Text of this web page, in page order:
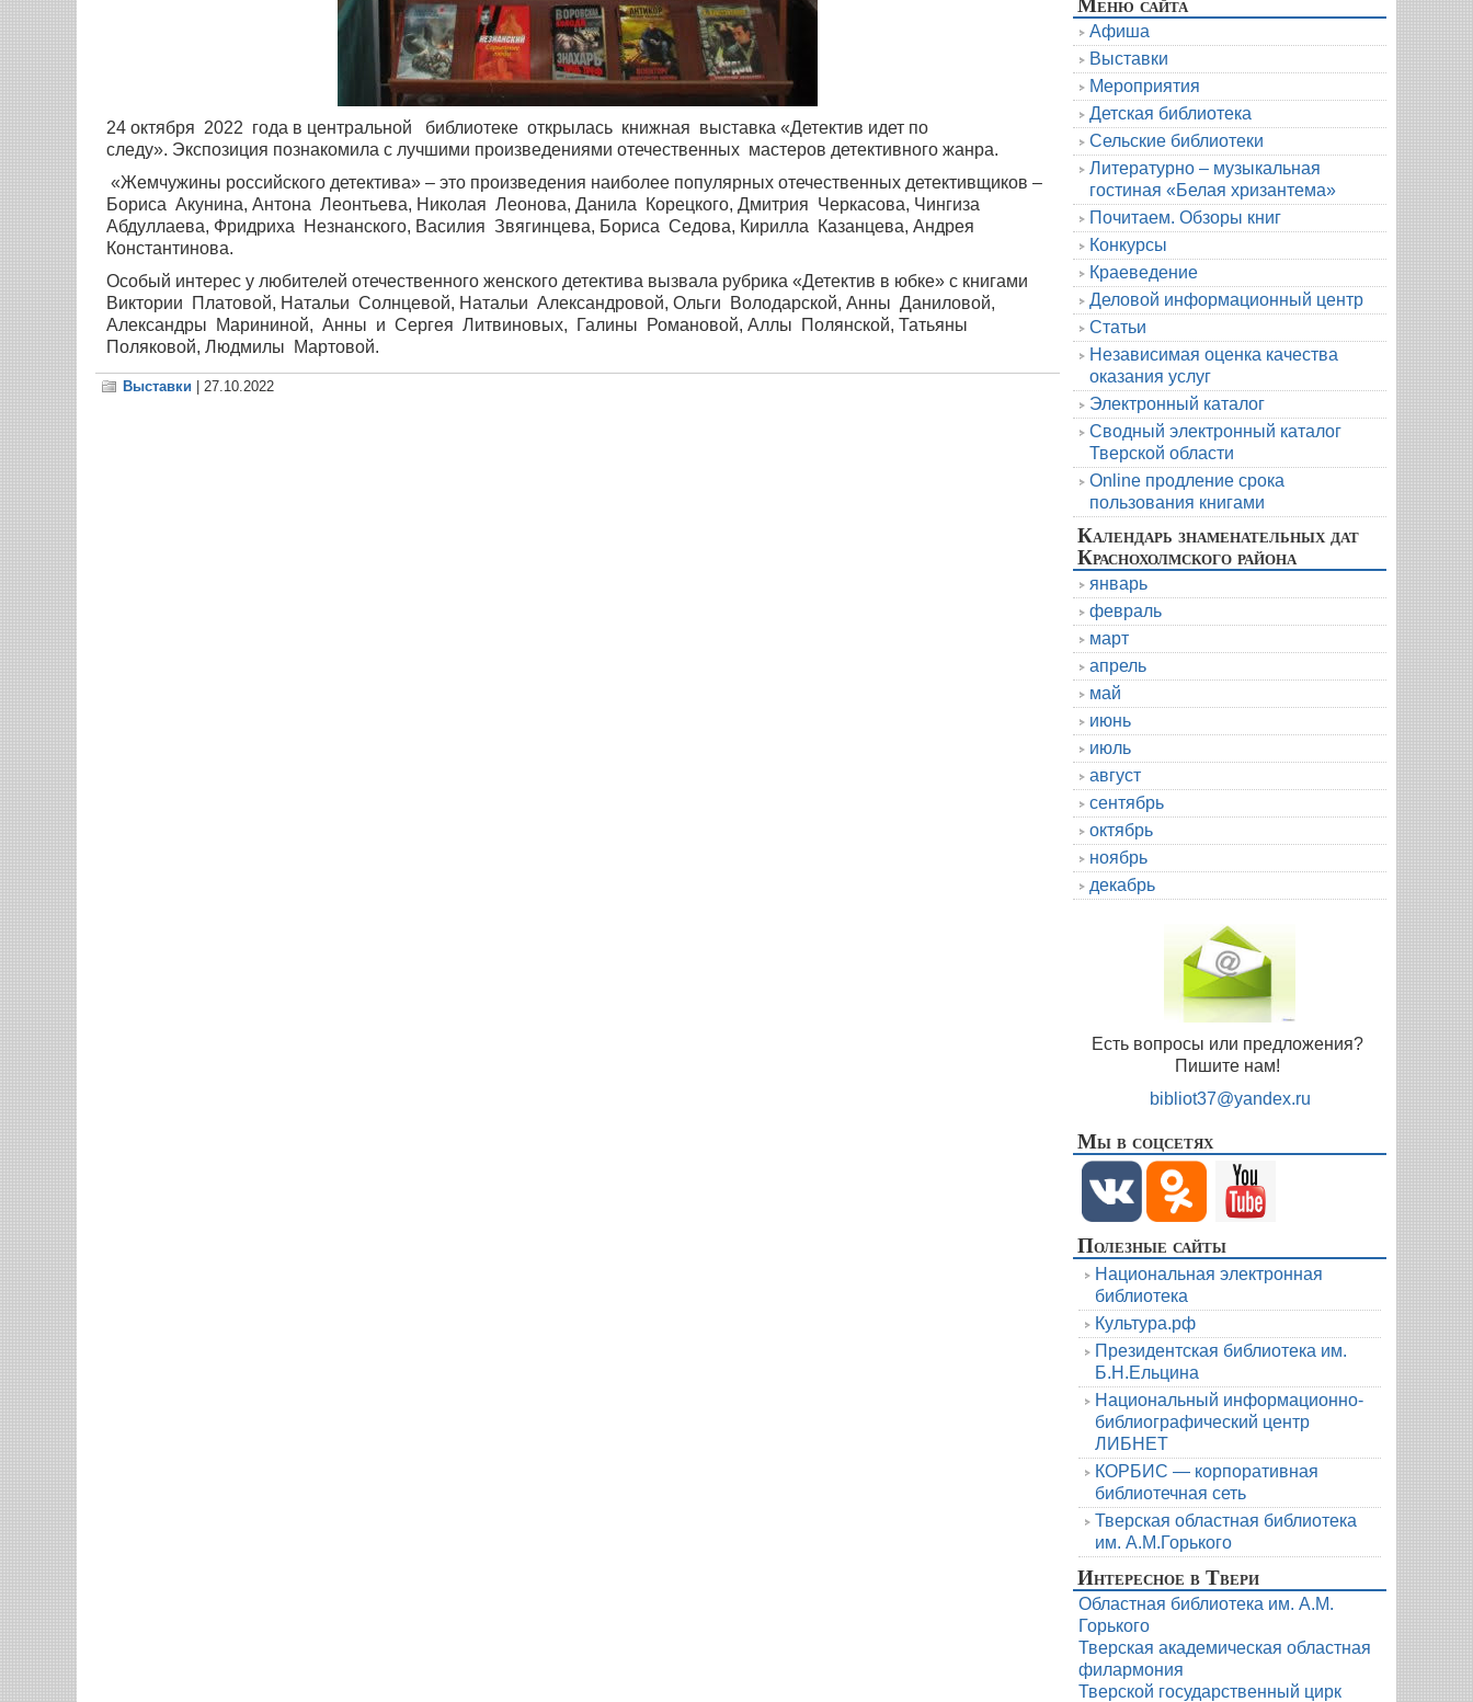
24 октября 2022 года в центральной библиотеке открылась книжная выставка «Детектив идет по
следу». Экспозиция познакомила с лучшими произведениями отечественных мастеров детективного жанра.
«Жемчужины российского детектива» – это произведения наиболее популярных отечественных детективщиков –
Бориса Акунина, Антона Леонтьева, Николая Леонова, Данила Корецкого, Дмитрия Черкасова, Чингиза
Абдуллаева, Фридриха Незнанского, Василия Звягинцева, Бориса Седова, Кирилла Казанцева, Андрея
Константинова.
Особый интерес у любителей отечественного женского детектива вызвала рубрика «Детектив в юбке» с книгами
Виктории Платовой, Натальи Солнцевой, Натальи Александровой, Ольги Володарской, Анны Даниловой,
Александры Марининой, Анны и Сергея Литвиновых, Галины Романовой, Аллы Полянской, Татьяны
Поляковой, Людмилы Мартовой.
Выставки | 27.10.2022
Афиша
Выставки
Мероприятия
Детская библиотека
Сельские библиотеки
Литературно – музыкальная
гостиная «Белая хризантема»
Почитаем. Обзоры книг
Конкурсы
Краеведение
Деловой информационный центр
Статьи
Независимая оценка качества
оказания услуг
Электронный каталог
Сводный электронный каталог
Тверской области
Online продление срока
пользования книгами
Календарь знаменательных дат
Краснохолмского района
январь
февраль
март
апрель
май
июнь
июль
август
сентябрь
октябрь
ноябрь
декабрь
Есть вопросы или предложения?
Пишите нам!
bibliot37@yandex.ru
Мы в соцсетях
Полезные сайты
Национальная электронная
библиотека
Культура.рф
Президентская библиотека им.
Б.Н.Ельцина
Национальный информационно-
библиографический центр
ЛИБНЕТ
КОРБИС — корпоративная
библиотечная сеть
Тверская областная библиотека
им. А.М.Горького
Интересное в Твери
Областная библиотека им. А.М.
Горького
Тверская академическая областная
филармония
Тверской государственный цирк